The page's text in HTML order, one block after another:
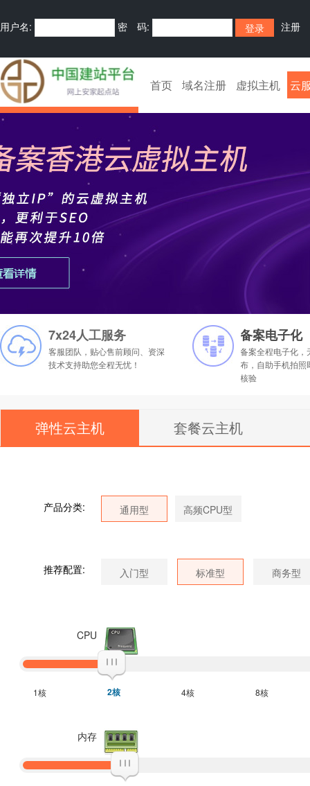
用户名: 密 码: 注册
首页 域名注册 虚拟主机 云
7x24人工服务
客服团队，贴心售前顾问、资深
技术支持助您全程无忧！
备案电子化
备案全程电子化，
布，自助手机拍照
核验
弹性云主机 套餐云主机
产品分类:
推荐配置:
CPU
1核 2核 4核 8核
内存